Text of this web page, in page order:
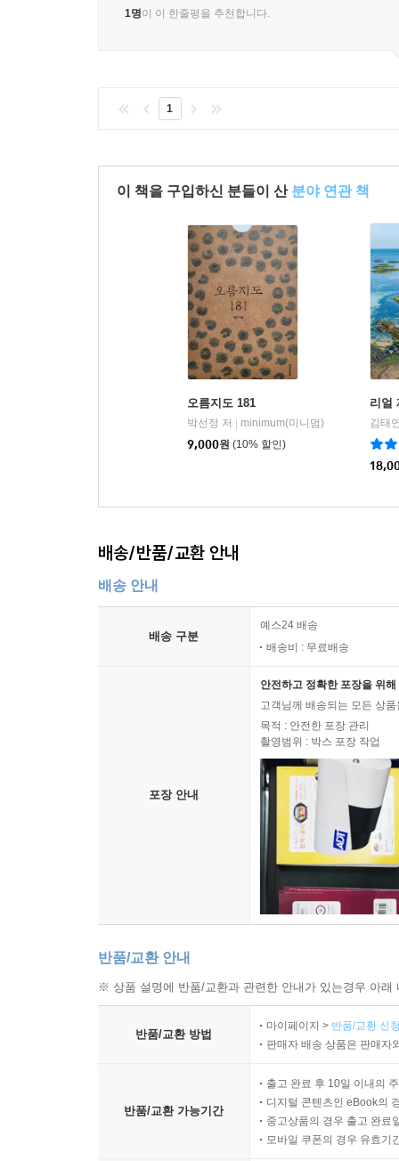
1명이 이 한줄평을 추천합니다.
1
이 책을 구입하신 분들이 산 분야 연관 책
오름지도 181
박선정 저
minimum(미니멈)
9,000원 (10% 할인)
리얼
김태
배송/반품/교환 안내
배송 안내
배송 구분
예스24 배송
배송비 : 무료배송
포장 안내
안전하고 정확한 포장을 위
고객님께 배송되는 모든 상
목적 : 안전한 포장 관리
촬영범위 : 박스 포장 작업
반품/교환 안내
※ 상품 설명에 반품/교환과 관련한 안내가 있는경우 아
반품/교환 방법
마이페이지 > 반품/교환 신
판매자 배송 상품은 판매자
반품/교환 가능기간
출고 완료 후 10일 이내의
디지털 콘텐츠인 eBook의
중고상품의 경우 출고 완료
모바일 쿠폰의 경우 유효기